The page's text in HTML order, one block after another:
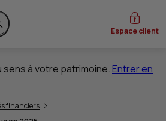
sur le site
Espace client
sens à votre patrimoine.Entrer en
financiers